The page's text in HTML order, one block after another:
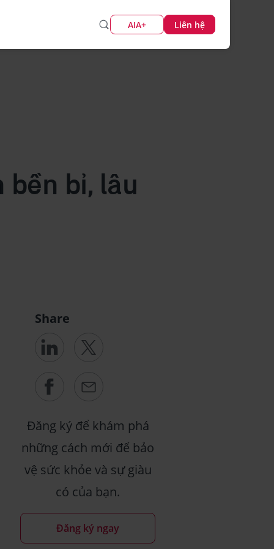
AIA+ Liên hệ
bền bỉ, lâu
Share
Đăng ký để khám phá
những cách mới để bảo
vệ sức khỏe và sự giàu
có của bạn.
Đăng ký ngay